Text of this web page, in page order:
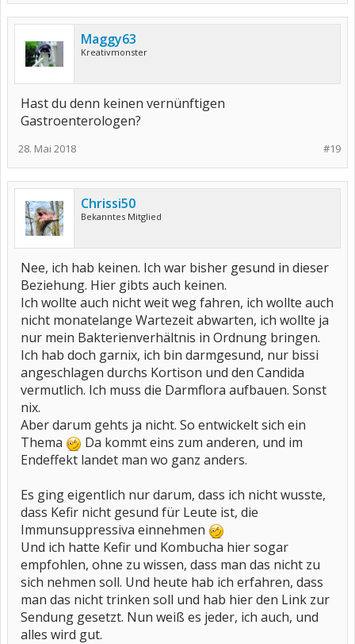
Maggy63
Kreativmonster
Hast du denn keinen vernünftigen
Gastroenterologen?
#19
28. Mai 2018
Chrissi50
Bekanntes Mitglied
Nee, ich hab keinen. Ich war bisher gesund in dieser
Beziehung. Hier gibts auch keinen.
Ich wollte auch nicht weit weg fahren, ich wollte auch
nicht monatelange Wartezeit abwarten, ich wollte ja
nur mein Bakterienverhältnis in Ordnung bringen.
Ich hab doch garnix, ich bin darmgesund, nur bissi
angeschlagen durchs Kortison und den Candida
vermutlich. Ich muss die Darmflora aufbauen. Sonst
nix.
Aber darum gehts ja nicht. So entwickelt sich ein
Thema
Da kommt eins zum anderen, und im
Endeffekt landet man wo ganz anders.
Es ging eigentlich nur darum, dass ich nicht wusste,
dass Kefir nicht gesund für Leute ist, die
Immunsuppressiva einnehmen
Und ich hatte Kefir und Kombucha hier sogar
empfohlen, ohne zu wissen, dass man das nicht zu
sich nehmen soll. Und heute hab ich erfahren, dass
man das nicht trinken soll und hab hier den Link zur
Sendung gesetzt. Nun weiß es jeder, ich auch, und
alles wird gut.